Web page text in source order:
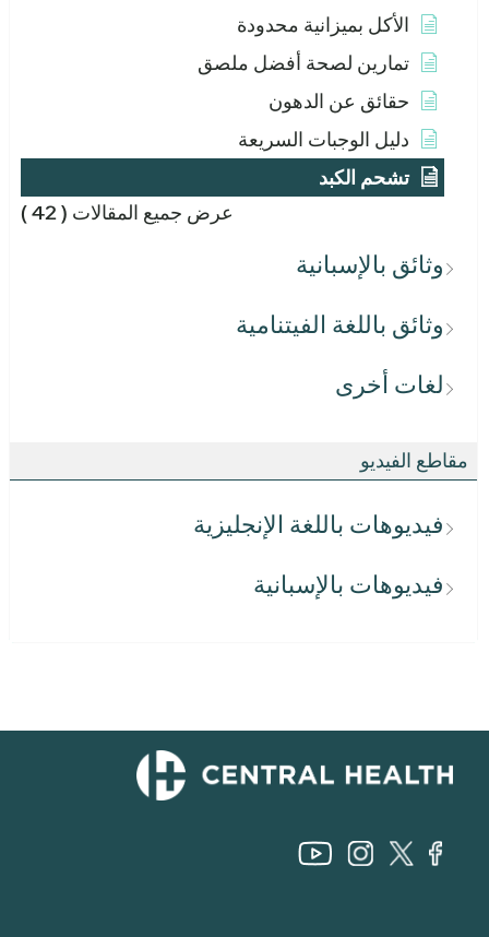
الأكل بميزانية محدودة
تمارين لصحة أفضل ملصق
حقائق عن الدهون
دليل الوجبات السريعة
تشحم الكبد
عرض جميع المقالات ( 42 )
وثائق بالإسبانية
وثائق باللغة الفيتنامية
لغات أخرى
مقاطع الفيديو
فيديوهات باللغة الإنجليزية
فيديوهات بالإسبانية